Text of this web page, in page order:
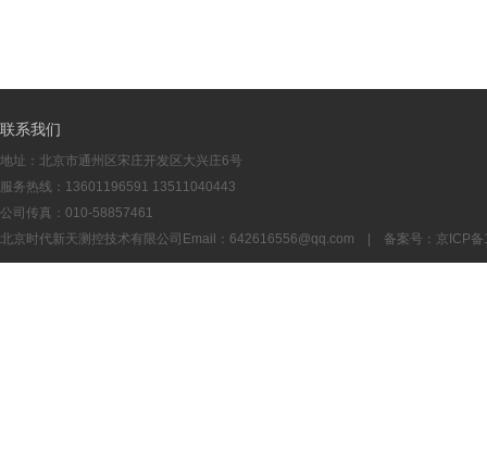
联系我们
地址：北京市通州区宋庄开发区大兴庄6号
服务热线：13601196591 13511040443
公司传真：010-58857461
北京时代新天测控技术有限公司Email： 642616556@qq.com | 备案号： 京ICP